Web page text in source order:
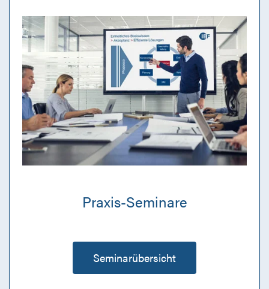
Praxis-Seminare
Seminarübersicht